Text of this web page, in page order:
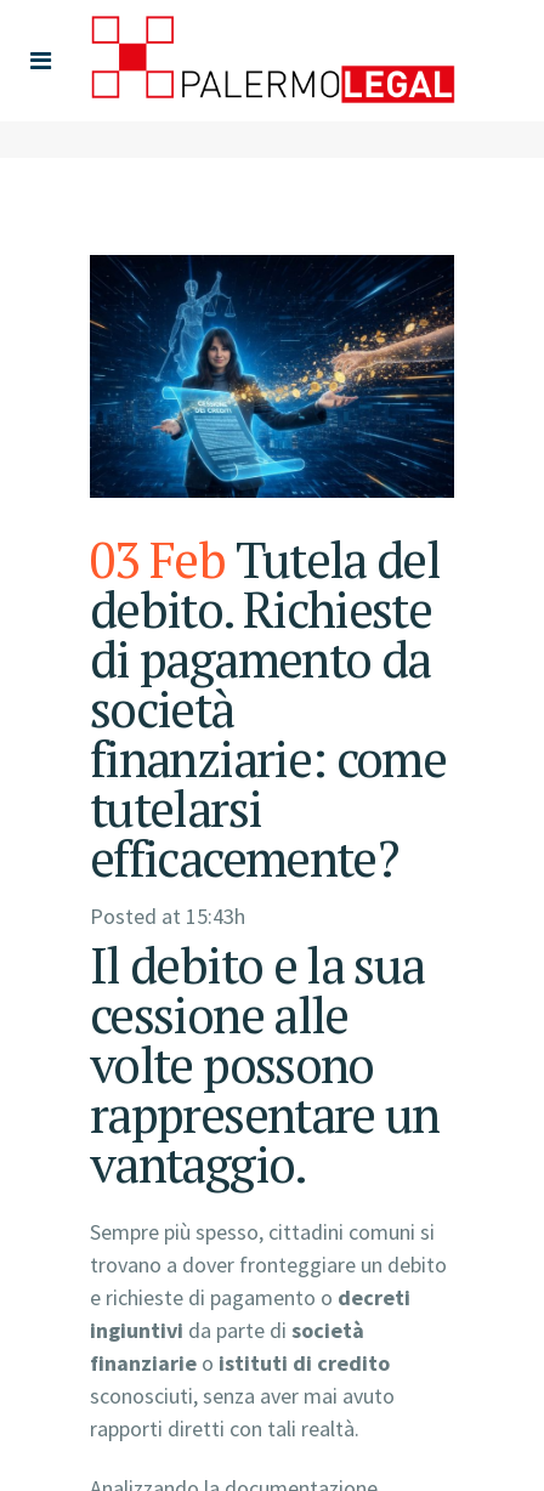
03 FebTutela del
debito. Richieste
di pagamento da
società
finanziarie: come
tutelarsi
efficacemente?
Posted at 15:43h
Il debito e la sua
cessione alle
volte possono
rappresentare un
vantaggio.
Sempre più spesso, cittadini comuni si
trovano a dover fronteggiare un debito
e richieste di pagamento o decreti
ingiuntivi da parte di società
finanziarie o istituti di credito
sconosciuti, senza aver mai avuto
rapporti diretti con tali realtà.